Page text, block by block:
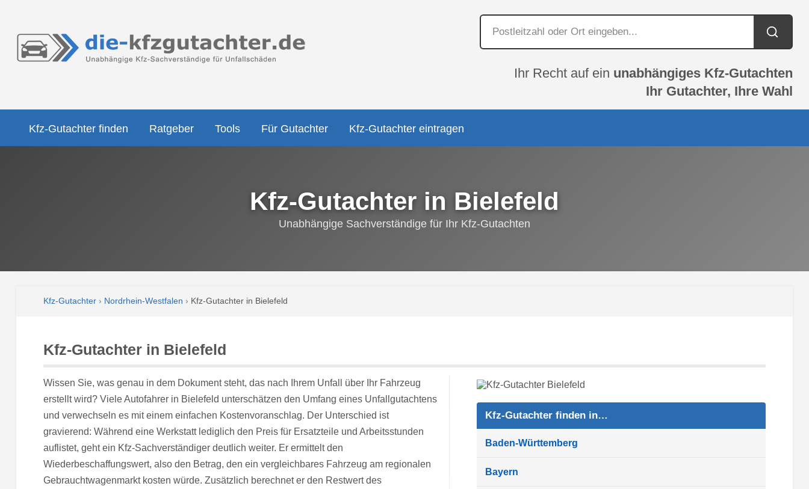
Ihr Recht auf ein unabhängiges Kfz-Gutachten
Ihr Gutachter, Ihre Wahl
Kfz-Gutachter finden Ratgeber Tools Für Gutachter Kfz-Gutachter eintragen
Kfz-Gutachter in Bielefeld
Unabhängige Sachverständige für Ihr Kfz-Gutachten
Kfz-Gutachter› Nordrhein-Westfalen › Kfz-Gutachter in Bielefeld
Kfz-Gutachter in Bielefeld
Wissen Sie, was genau in dem Dokument steht, das nach Ihrem Unfall über Ihr Fahrzeug
erstellt wird? Viele Autofahrer in Bielefeld unterschätzen den Umfang eines Unfallgutachtens
und verwechseln es mit einem einfachen Kostenvoranschlag. Der Unterschied ist
gravierend: Während eine Werkstatt lediglich den Preis für Ersatzteile und Arbeitsstunden
auflistet, geht ein Kfz-Sachverständiger deutlich weiter. Er ermittelt den
Wiederbeschaffungswert, also den Betrag, den ein vergleichbares Fahrzeug am regionalen
Gebrauchtwagenmarkt kosten würde. Zusätzlich berechnet er den Restwert des
Kfz-Gutachter finden in…
Baden-Württemberg
Bayern